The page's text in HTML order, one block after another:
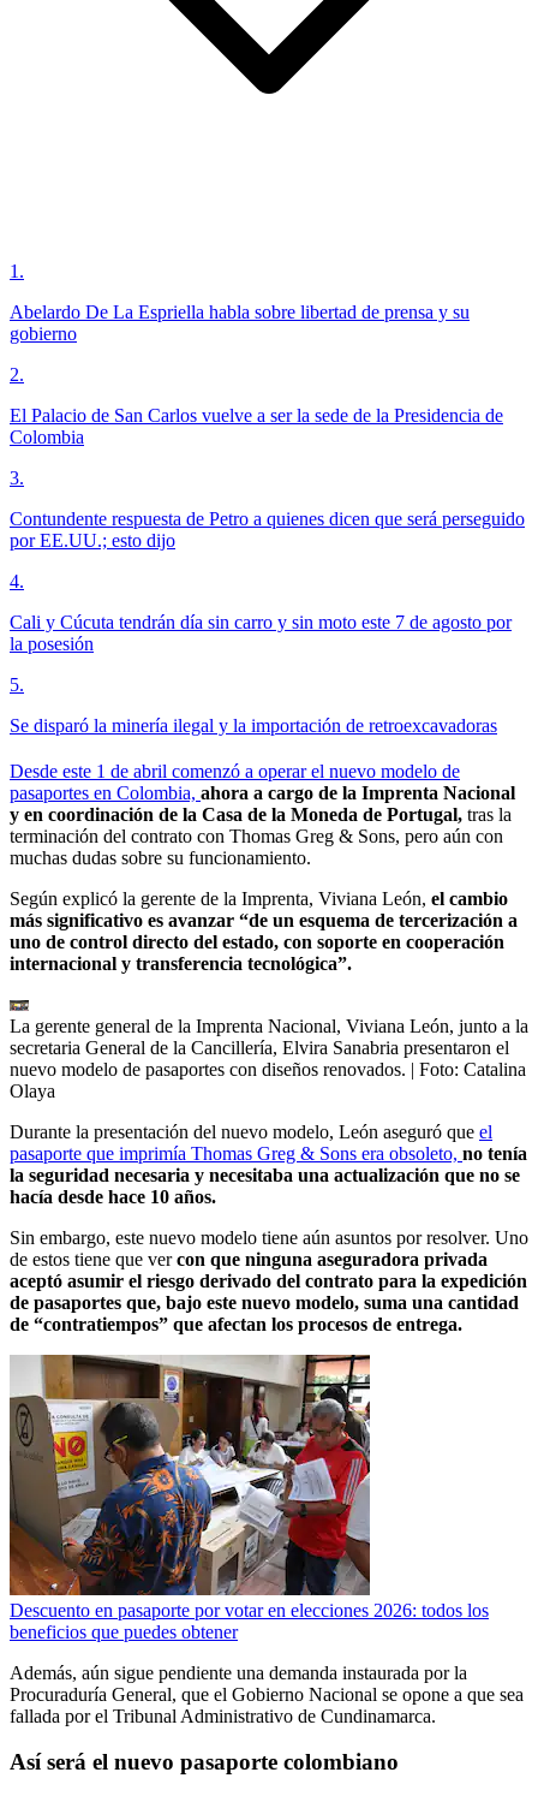
1 .
Abelardo De La Espriella habla sobre libertad de prensa y su
gobierno
2.
El Palacio de San Carlos vuelve a ser la sede de la Presidencia de
Colombia
3.
Contundente respuesta de Petro a quienes dicen que será perseguido
por EE.UU.; esto dijo
4.
Cali y Cúcuta tendrán día sin carro y sin moto este 7 de agosto por
la posesión
5.
Se disparó la minería ilegal y la importación de retroexcavadoras
Desde este 1 de abril comenzó a operar el nuevo modelo de
pasaportes en Colombia, ahora a cargo de la Imprenta Nacional
y en coordinación de la Casa de la Moneda de Portugal, tras la
terminación del contrato con Thomas Greg & Sons, pero aún con
muchas dudas sobre su funcionamiento.
Según explicó la gerente de la Imprenta, Viviana León, el cambio
más significativo es avanzar “de un esquema de tercerización a
uno de control directo del estado, con soporte en cooperación
internacional y transferencia tecnológica”.
La gerente general de la Imprenta Nacional, Viviana León, junto a la
secretaria General de la Cancillería, Elvira Sanabria presentaron el
nuevo modelo de pasaportes con diseños renovados. | Foto: Catalina
Olaya
Durante la presentación del nuevo modelo, León aseguró que el
pasaporte que imprimía Thomas Greg & Sons era obsoleto, no tenía
la seguridad necesaria y necesitaba una actualización que no se
hacía desde hace 10 años.
Sin embargo, este nuevo modelo tiene aún asuntos por resolver. Uno
de estos tiene que vercon que ninguna aseguradora privada
aceptó asumir el riesgo derivado del contrato para la expedición
de pasaportes que, bajo este nuevo modelo, suma una cantidad
de “contratiempos” que afectan los procesos de entrega.
Descuento en pasaporte por votar en elecciones 2026: todos los
beneficios que puedes obtener
Además, aún sigue pendiente una demanda instaurada por la
Procuraduría General, que el Gobierno Nacional se opone a que sea
fallada por el Tribunal Administrativo de Cundinamarca.
Así será el nuevo pasaporte colombiano